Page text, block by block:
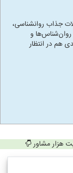
جذاب روانشناسی،
روان‌شناس‌ها و
هم در انتظار
هزار مشاور